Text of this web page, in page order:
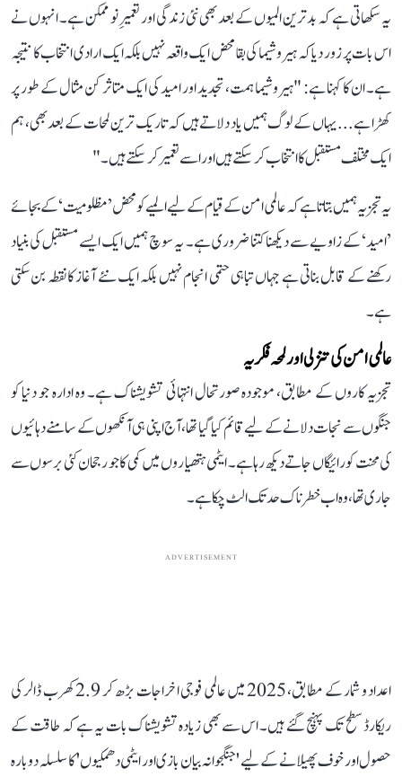
یہ سکھاتی ہے کہ بدترین المیوں کے بعد بھی نئی زندگی اور تعمیرِ نو ممکن ہے۔ انہوں نے
اس بات پر زور دیا کہ ہیروشیما کی بقا محض ایک واقعہ نہیں بلکہ ایک ارادی انتخاب کا نتیجہ
ہے۔ ان کا کہنا ہے: "ہیروشیما ہمت، تجدید اور امید کی ایک متاثر کن مثال کے طور پر
کھڑا ہے... یہاں کے لوگ ہمیں یاد دلاتے ہیں کہ تاریک ترین لمحات کے بعد بھی، ہم
ایک مختلف مستقبل کا انتخاب کر سکتے ہیں اور اسے تعمیر کر سکتے ہیں۔"
یہ تجزیہ ہمیں بتاتا ہے کہ عالمی امن کے قیام کے لیے المیے کو محض ’مظلومیت‘ کے بجائے
’امید‘ کے زاویے سے دیکھنا کتنا ضروری ہے۔ یہ سوچ ہمیں ایک ایسے مستقبل کی بنیاد
رکھنے کے قابل بناتی ہے جہاں تباہی حتمی انجام نہیں بلکہ ایک نئے آغاز کا نقطہ بن سکتی
ہے۔
عالمی امن کی تنزلی اور لمحہ فکریہ
تجزیہ کاروں کے مطابق، موجودہ صورتحال انتہائی تشویشناک ہے۔ وہ ادارہ جو دنیا کو
جنگوں سے نجات دلانے کے لیے قائم کیا گیا تھا، آج اپنی ہی آنکھوں کے سامنے دہائیوں
کی محنت کو رائیگاں جاتے دیکھ رہا ہے۔ ایٹمی ہتھیاروں میں کمی کا جو رجحان کئی برسوں سے
جاری تھا، وہ اب خطرناک حد تک الٹ چکا ہے۔
ADVERTISEMENT
اعداد و شمار کے مطابق، 2025 میں عالمی فوجی اخراجات بڑھ کر 2.9 کھرب ڈالر کی
ریکارڈ سطح تک پہنچ گئے ہیں۔ اس سے بھی زیادہ تشویشناک بات یہ ہے کہ طاقت کے
حصول اور خوف پھیلانے کے لیے 'جنگجوانہ بیان بازی اور ایٹمی دھمکیوں' کا سلسلہ دوبارہ